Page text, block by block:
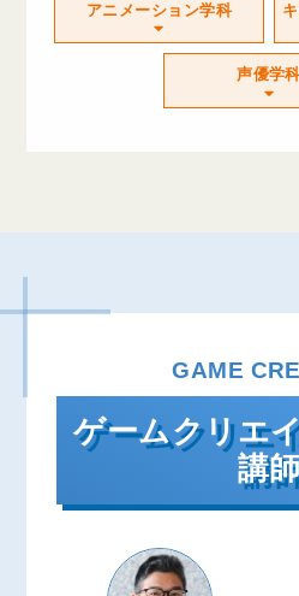
アニメーション学科
声優学
GAME
ゲームクリエ
講